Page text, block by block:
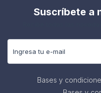
Suscríbete a
Bases y